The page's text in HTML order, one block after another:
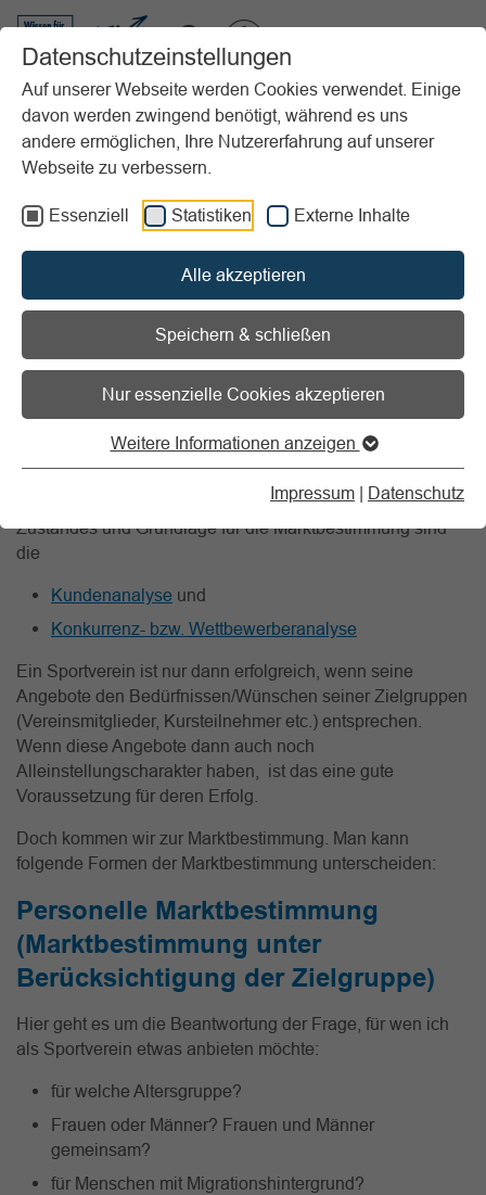
Datenschutzeinstellungen
Auf unserer Webseite werden Cookies verwendet. Einige
davon werden zwingend benötigt, während es uns
andere ermöglichen, Ihre Nutzererfahrung auf unserer
Webseite zu verbessern.
Essenziell Statistiken Externe Inhalte
Alle akzeptieren
Speichern & schließen
Nur essenzielle Cookies akzeptieren
Weitere Informationen anzeigen
Impressum | Datenschutz
Startseite Vereinsmanagement Marketing Analyse
Grundlagen
Marktbestimmung
Vorlesen
Informationen zum Readspeaker öffnen
Marktbestimmung
Was für wen, wann, wo anbieten?
Bestimmt haben auch Sie sich als Sportverein schon
einmal gefragt, welches Angebot Sie für welche
Zielgruppen anbieten wollen und wann bzw. wo dieses
Wichtige Bausteine der Erfassung des Marketing-IST-
Zustandes und Grundlage für die Marktbestimmung sind
die
Kundenanalyse und
Konkurrenz- bzw. Wettbewerberanalyse
Ein Sportverein ist nur dann erfolgreich, wenn seine
Angebote den Bedürfnissen/Wünschen seiner Zielgruppen
(Vereinsmitglieder, Kursteilnehmer etc.) entsprechen.
Wenn diese Angebote dann auch noch
Alleinstellungscharakter haben, ist das eine gute
Voraussetzung für deren Erfolg.
Doch kommen wir zur Marktbestimmung. Man kann
folgende Formen der Marktbestimmung unterscheiden:
Personelle Marktbestimmung
(Marktbestimmung unter
Berücksichtigung der Zielgruppe)
Hier geht es um die Beantwortung der Frage, für wen ich
als Sportverein etwas anbieten möchte:
für welche Altersgruppe?
Frauen oder Männer? Frauen und Männer
gemeinsam?
für Menschen mit Migrationshintergrund?